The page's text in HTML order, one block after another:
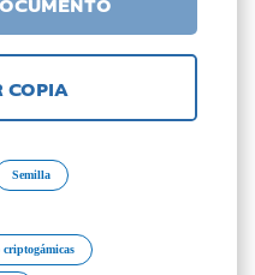
COPIA
Semilla